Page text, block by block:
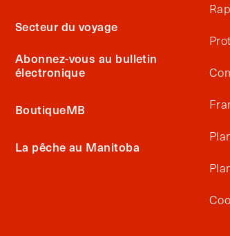
Secteur du voyage
Abonnez-vous au bulletin
électronique
BoutiqueMB
La pêche au Manitoba